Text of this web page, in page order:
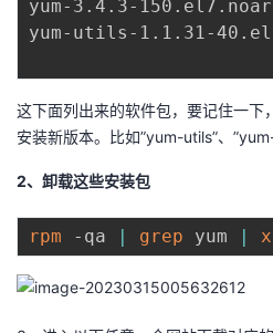
yum-3.4.3-
yum-utils-1.1.31-
这下面列出来的软件包，要记住一
安装新版本。比如”yum-utils”、
2、卸载这些安装包
rpm -qa grep yum